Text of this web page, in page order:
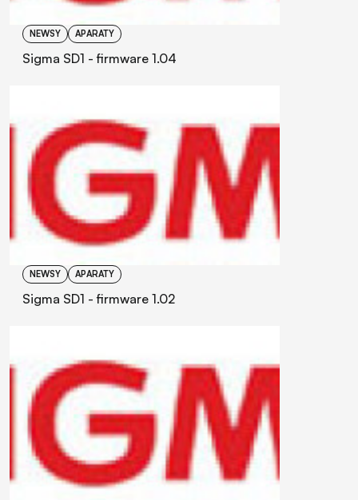
NEWSY APARATY
Sigma SD1 - firmware 1.04
NEWSY APARATY
Sigma SD1 - firmware 1.02